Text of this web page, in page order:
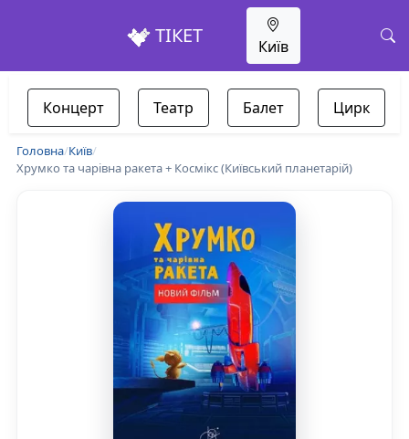
ТІКЕТ Київ
Концерт Театр Балет Цирк
Головна/Київ/
Хрумко та чарівна ракета + Космікс (Київський планетарій)